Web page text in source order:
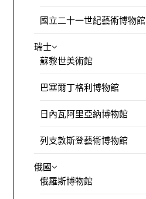
國立二十一世紀藝術博物館
瑞士
蘇黎世美術館
巴塞爾丁格利博物館
日內瓦阿里亞納博物館
列支敦斯登藝術博物館
俄國
俄羅斯博物館